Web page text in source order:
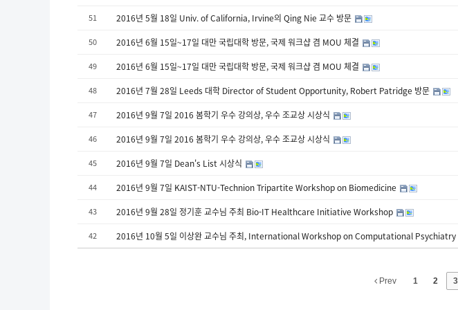
51 2016년 5월 18일 Univ. of California, Irvine의 Qing Nie 교수 방문
50 2016년 6월 15일~17일 대만 국립대학 방문, 국제 워크샵 겸 MOU 체결
49 2016년 6월 15일~17일 대만 국립대학 방문, 국제 워크샵 겸 MOU 체결
48 2016년 7월 28일 Leeds 대학 Director of Student Opportunity, Robert Patridge 방문
47 2016년 9월 7일 2016 봄학기 우수 강의상, 우수 조교상 시상식
46 2016년 9월 7일 2016 봄학기 우수 강의상, 우수 조교상 시상식
45 2016년 9월 7일 Dean's List 시상식
44 2016년 9월 7일 KAIST-NTU-Technion Tripartite Workshop on Biomedicine
43 2016년 9월 28일 정기훈 교수님 주최 Bio-IT Healthcare Initiative Workshop
42 2016년 10월 5일 이상완 교수님 주최, International Workshop on Computational Psychiatry
Prev 1 2 3